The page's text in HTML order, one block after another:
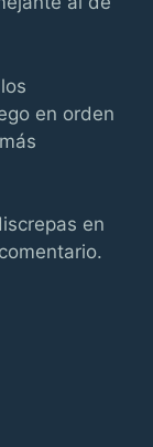
en orden
en